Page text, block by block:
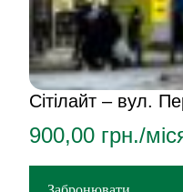
Сітілайт – вул.
900,00 грн./